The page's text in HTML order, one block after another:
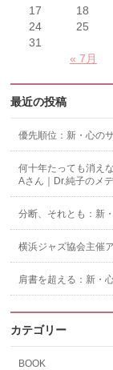
« 7月
17
18
24
25
31
最近の投稿
優先順位：新・心の
何十年たっても消え
Aさん｜Dr.純子のメ
分断、それとも：新
横浜ジャズ協会主催
肩書を超える：新・
カテゴリー
BOOK